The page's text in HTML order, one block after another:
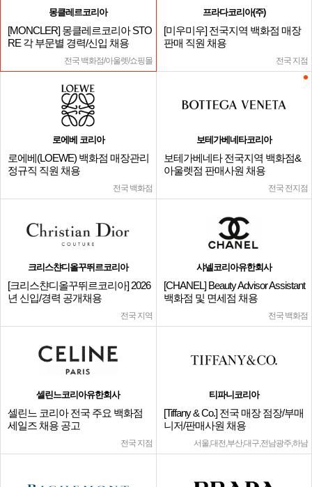
몽클레르코리아
[MONCLER] 몽클레르코리아 STO
RE 각 부문별 경력/신입 채용
전국 백화점/아울렛/쇼핑몰
프라다코리아(주)
[미우미우] 전국지역 백화점 매장
판매 직원 채용
전국 지점
로에베 코리아
로에베(LOEWE) 백화점 매장관리
정규직 직원 채용
전국 백화점
보테가베네타코리아
보테가베네타 전국지역 백화점&
아울렛점 판매사원 채용
전국 전지점
크리스챤디올꾸뛰르코리아
[크리스챤디올꾸뛰르코리아] 2026
년 신입/경력 공개채용
전국 지역
샤넬코리아유한회사
[CHANEL] Beauty Advisor Assistant
백화점 및 면세점 채용
전국 백화점
셀린느코리아유한회사
셀린느 코리아 전국 주요 백화점
세일즈 채용 공고
전국 지점
티파니코리아
[Tiffany & Co.] 전국 매장 점장/부매
니저/판매사원 채용
서울,대전,부산,대구,전남광주,하남